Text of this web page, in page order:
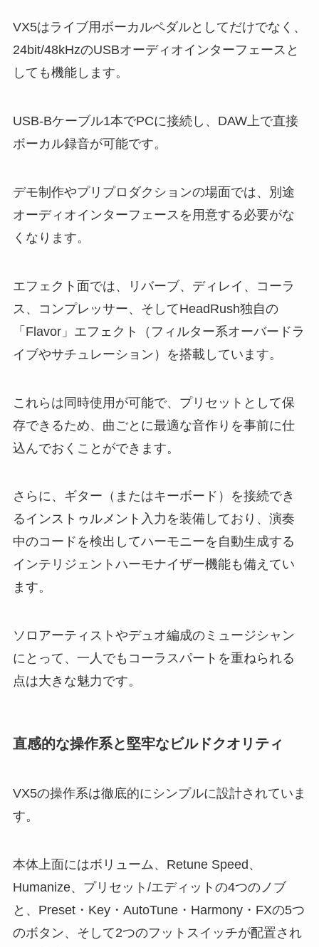
VX5はライブ用ボーカルペダルとしてだけでなく、
24bit/48kHzのUSBオーディオインターフェースと
しても機能します。
USB-Bケーブル1本でPCに接続し、DAW上で直接
ボーカル録音が可能です。
デモ制作やプリプロダクションの場面では、別途
オーディオインターフェースを用意する必要がな
くなります。
エフェクト面では、リバーブ、ディレイ、コーラ
ス、コンプレッサー、そしてHeadRush独自の
「Flavor」エフェクト（フィルター系オーバードラ
イブやサチュレーション）を搭載しています。
これらは同時使用が可能で、プリセットとして保
存できるため、曲ごとに最適な音作りを事前に仕
込んでおくことができます。
さらに、ギター（またはキーボード）を接続でき
るインストゥルメント入力を装備しており、演奏
中のコードを検出してハーモニーを自動生成する
インテリジェントハーモナイザー機能も備えてい
ます。
ソロアーティストやデュオ編成のミュージシャン
にとって、一人でもコーラスパートを重ねられる
点は大きな魅力です。
直感的な操作系と堅牢なビルドクオリティ
VX5の操作系は徹底的にシンプルに設計されていま
す。
本体上面にはボリューム、Retune Speed、
Humanize、プリセット/エディットの4つのノブ
と、Preset・Key・AutoTune・Harmony・FXの5つ
のボタン、そして2つのフットスイッチが配置され